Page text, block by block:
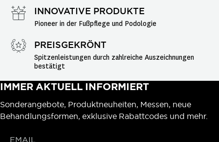
INNOVATIVE PRODUKTE
Pioneer in der Fußpflege und Podologie
PREISGEKRÖNT
Spitzenleistungen durch zahlreiche Auszeichnungen
bestätigt
IMMER AKTUELL INFORMIERT
Sonderangebote, Produktneuheiten, Messen, neue
Behandlungsformen, exklusive Rabattcodes und mehr.